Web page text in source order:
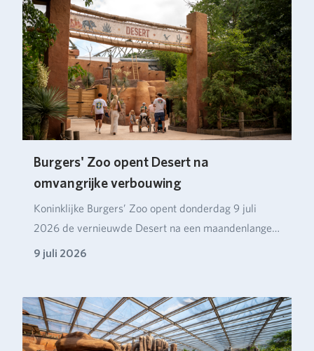
Burgers' Zoo opent Desert na
omvangrijke verbouwing
Koninklijke Burgers’ Zoo opent donderdag 9 juli
2026 de vernieuwde Desert na een maandenlange
verbou…
9 juli 2026